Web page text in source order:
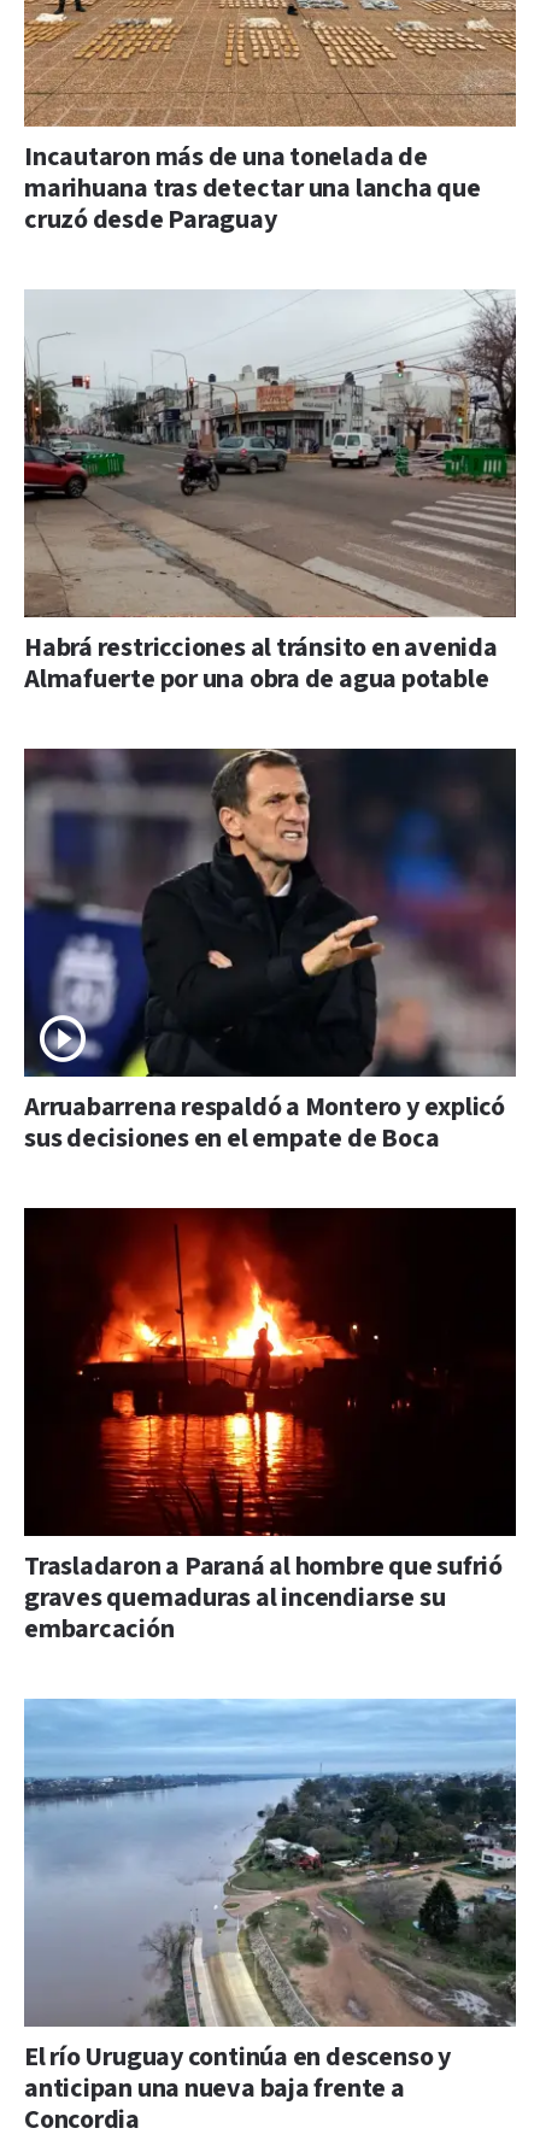
Incautaron más de una tonelada de
marihuana tras detectar una lancha que
cruzó desde Paraguay
Habrá restricciones al tránsito en avenida
Almafuerte por una obra de agua potable
Arruabarrena respaldó a Montero y explicó
sus decisiones en el empate de Boca
Trasladaron a Paraná al hombre que sufrió
graves quemaduras al incendiarse su
embarcación
El río Uruguay continúa en descenso y
anticipan una nueva baja frente a
Concordia